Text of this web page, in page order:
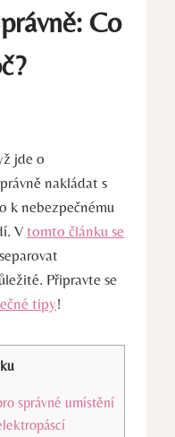
Co
jde o
nakládat s
k nebezpečnému
Vtomto článku se
Připravte se
tipy!
správné umístění